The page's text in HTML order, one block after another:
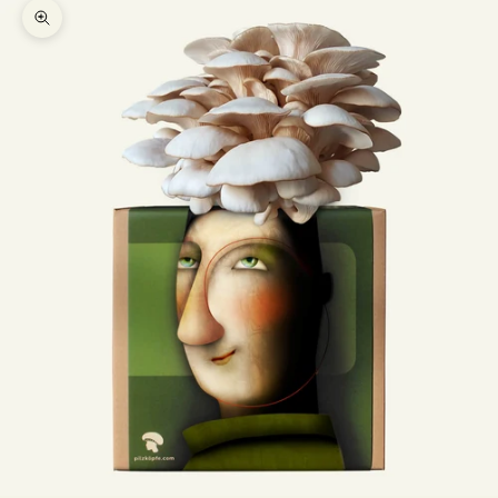
Bild vergrößern